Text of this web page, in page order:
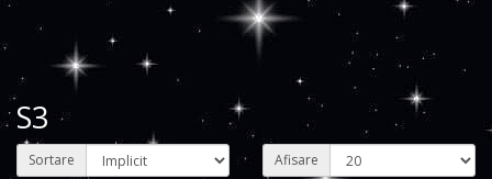
S3
Sortare Afisare